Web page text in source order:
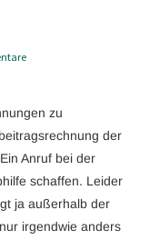
zu
der
Anruf bei der
schaffen. Leider
ja außerhalb der
irgendwie anders